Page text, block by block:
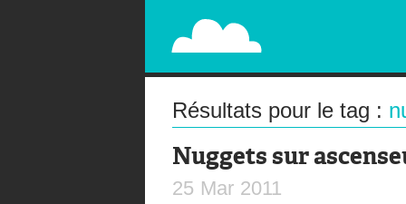
PAPERPLANE
STREET, AMBIENT, GUÉRILLA MARKETING
Résultats pour le tag :
Nuggets sur
25 Mar 2011